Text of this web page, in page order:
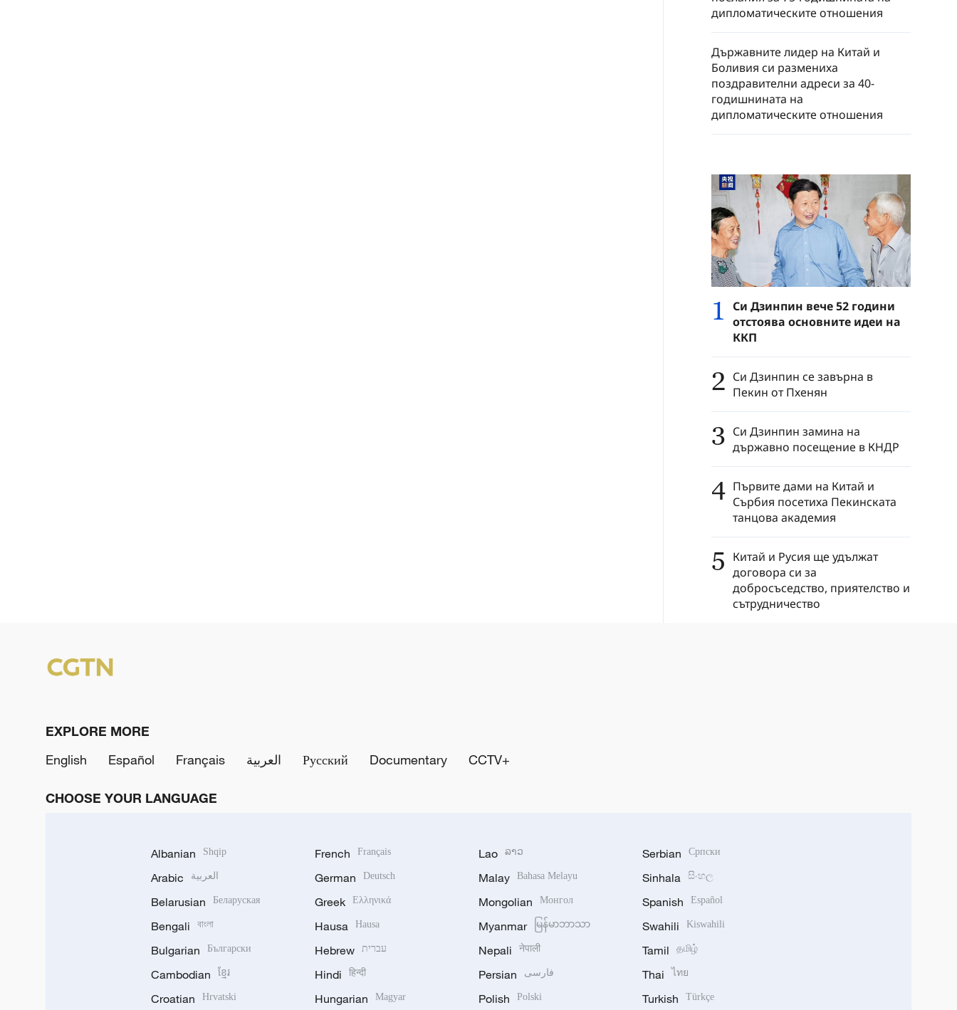
дипломатическите отношения
Държавните лидер на Китай и
Боливия си размениха
поздравителни адреси за 40-
годишнината на
дипломатическите отношения
1
Си Дзинпин вече 52 години
отстоява основните идеи на
ККП
2 Си Дзинпин се завърна в
Пекин от Пхенян
3 Си Дзинпин замина на
държавно посещение в КНДР
4 Първите дами на Китай и
Сърбия посетиха Пекинската
танцова академия
5 Китай и Русия ще удължат
договора си за
добросъседство, приятелство и
сътрудничество
EXPLORE MORE
English
Español Français العربية Русский Documentary CCTV+
CHOOSE YOUR LANGUAGE
Albanian Shqip
Arabic العربية
Belarusian Беларуская
Bengali বাংলা
Bulgarian Български
Cambodian ខ្មែរ
Croatian Hrvatski
French Français
German Deutsch
Greek Ελληνικά
Hausa Hausa
Hebrew עברית
Hindi हिन्दी
Hungarian Magyar
Lao ລາວ
Malay Bahasa Melayu
Mongolian Монгол
Myanmar မြန်မာဘာသာ
Nepali नेपाली
Persian فارسی
Polish Polski
Serbian Српски
Sinhala සිංහල
Spanish Español
Swahili Kiswahili
Tamil தமிழ்
Thai ไทย
Turkish Türkçe